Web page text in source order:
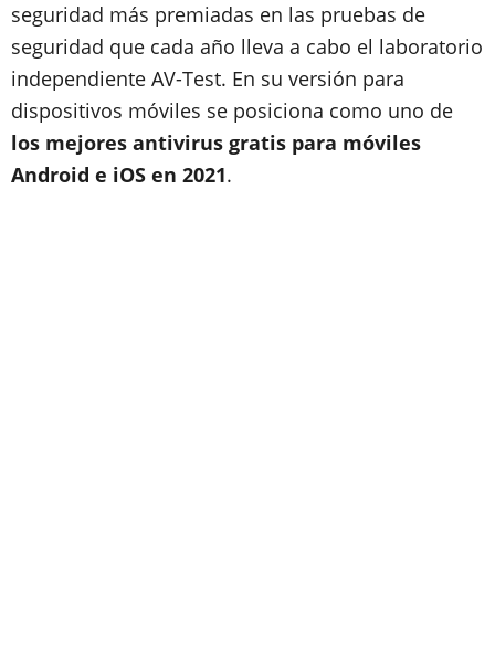
seguridad más premiadas en las pruebas de
seguridad que cada año lleva a cabo el laboratorio
independiente AV-Test. En su versión para
dispositivos móviles se posiciona como uno de
los mejores antivirus gratis para móviles
Android e iOS en 2021.